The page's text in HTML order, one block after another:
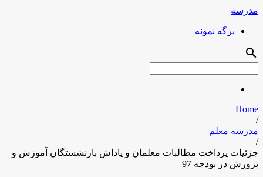
مدرسه
برگه نمونه
search
Home
/
مدرسه معلم
/
جزئیات پرداخت مطالبات معلمان و پاداش بازنشستگان آموزش و
پرورش در بودجه 97